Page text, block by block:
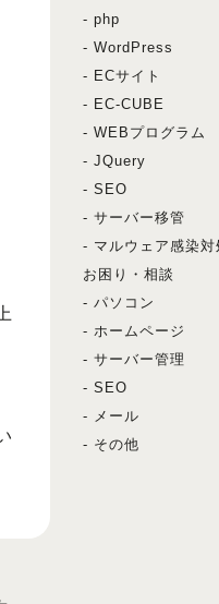
- php
- WordPress
- ECサイト
- EC-CUBE
- WEBプログラム
- JQuery
- SEO
- サーバー移管
- マルウェア感染対
お困り・相談
- パソコン
- ホームページ
- サーバー管理
- SEO
- メール
- その他